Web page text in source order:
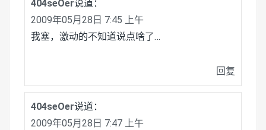
404seOer说道：
2009年05月28日 7:45 上午
我塞，激动的不知道说点啥了…
回复
404seOer说道：
2009年05月28日 7:47 上午